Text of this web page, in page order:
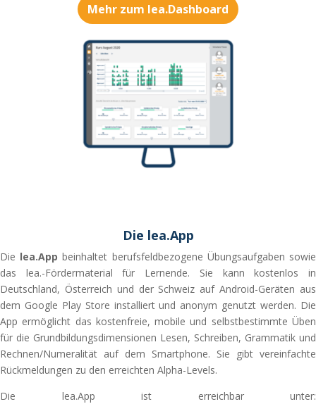
Mehr zum lea.Dashboard
Die lea.App
Die lea.Appbeinhaltet berufsfeldbezogene Übungsaufgaben sowie
das lea.-Fördermaterial für Lernende. Sie kann kostenlos in
Deutschland, Österreich und der Schweiz auf Android-Geräten aus
dem Google Play Store installiert und anonym genutzt werden. Die
App ermöglicht das kostenfreie, mobile und selbstbestimmte Üben
für die Grundbildungsdimensionen Lesen, Schreiben, Grammatik und
Rechnen/Numeralität auf dem Smartphone. Sie gibt vereinfachte
Rückmeldungen zu den erreichten Alpha-Levels.
Die lea.App ist erreichbar unter: